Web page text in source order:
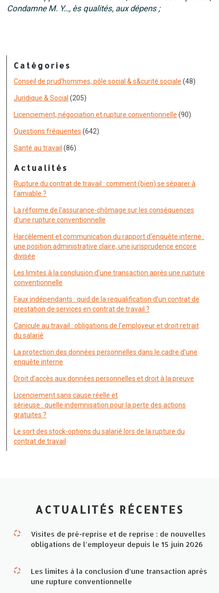
Condamne M. Y…, ès qualités, aux dépens ;
Catégories
Conseil de prud'hommes, pôle social & s&curité sociale (48)
Juridique & Social (205)
Licenciement, négociation et rupture conventionnelle (90)
Questions fréquentes (642)
Santé au travail (86)
Actualités
Rupture du contrat de travail : comment (bien) se séparer à
l’amiable ?
La réforme de l’assurance-chômage sur les conséquences
d’une rupture conventionnelle
Harcèlement et communication du rapport d’enquête interne :
une position administrative claire, une jurisprudence encore
divisée
Les limites à la conclusion d’une transaction après une rupture
conventionnelle
Faux indépendants : quid de la requalification d’un contrat de
prestation de services en contrat de travail ?
Canicule au travail : obligations de l’employeur et droit retrait
du salarié
La protection des données personnelles dans le cadre d’une
enquête interne
Droit d’accès aux données personnelles et droit à la preuve
Licenciement sans cause réelle et
sérieuse : quelle indemnisation pour la perte des actions
gratuites ?
Le sort des stock-options du salarié lors de la rupture du
contrat de travail
ACTUALITÉS RÉCENTES
Visites de pré-reprise et de reprise : de nouvelles
obligations de l’employeur depuis le 15 juin 2026
Les limites à la conclusion d’une transaction après
une rupture conventionnelle